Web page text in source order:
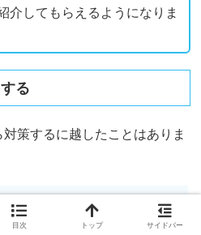
介してもらえるようになりま
る
策するに越したことはありま
目次 トップ サイドバー